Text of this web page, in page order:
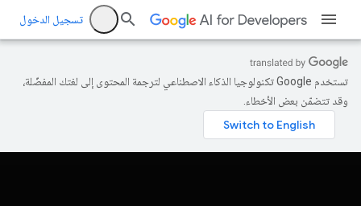
تسجيل الدخول
تستخدم Google تكنولوجيا الذكاء الاصطناعي لترجمة المحتوى إلى لغتك المفضّلة،
وقد تتضمّن بعض الأخطاء.